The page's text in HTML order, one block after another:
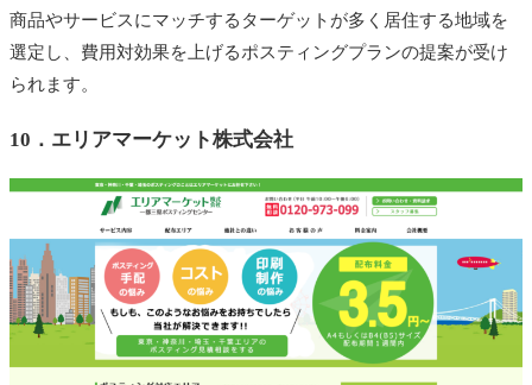
商品やサービスにマッチするターゲットが多く居住する地域を
選定し、費用対効果を上げるポスティングプランの提案が受け
られます。
10． エリアマーケット株式会社